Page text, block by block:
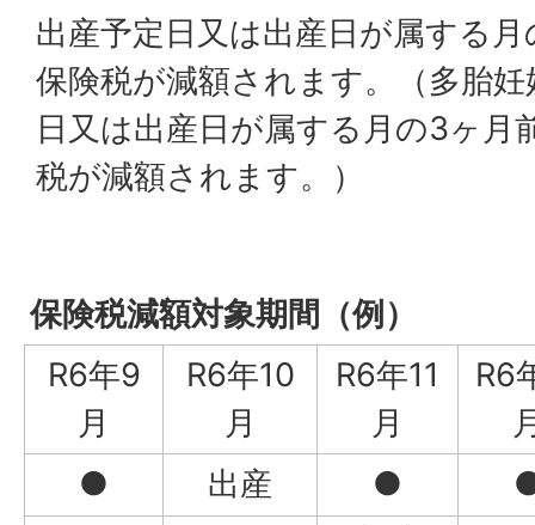
出産予定日又は出産日が属する
保険税が減額されます。（多胎
日又は出産日が属する月の3ヶ月
税が減額されます。）
保険税減額対象期間（例）
R6年9
月
R6年10
月
R6年11
月
R6
●
出産 ●